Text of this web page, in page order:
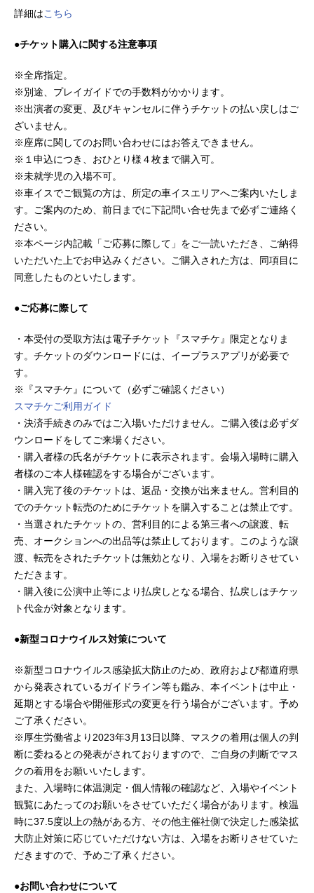
詳細はこちら
●チケット購入に関する注意事項
※全席指定。
※別途、プレイガイドでの手数料がかかります。
※出演者の変更、及びキャンセルに伴うチケットの払い戻しはご
ざいません。
※座席に関してのお問い合わせにはお答えできません。
※１申込につき、おひとり様４枚まで購入可。
※未就学児の入場不可。
※車イスでご観覧の方は、所定の車イスエリアへご案内いたしま
す。ご案内のため、前日までに下記問い合せ先まで必ずご連絡く
ださい。
※本ページ内記載「ご応募に際して」をご一読いただき、ご納得
いただいた上でお申込みください。ご購入された方は、同項目に
同意したものといたします。
●ご応募に際して
・本受付の受取方法は電子チケット『スマチケ』限定となりま
す。チケットのダウンロードには、イープラスアプリが必要で
す。
※『スマチケ』について（必ずご確認ください）
スマチケご利用ガイド
・決済手続きのみではご入場いただけません。ご購入後は必ずダ
ウンロードをしてご来場ください。
・購入者様の氏名がチケットに表示されます。会場入場時に購入
者様のご本人様確認をする場合がございます。
・購入完了後のチケットは、返品・交換が出来ません。営利目的
でのチケット転売のためにチケットを購入することは禁止です。
・当選されたチケットの、営利目的による第三者への譲渡、転
売、オークションへの出品等は禁止しております。このような譲
渡、転売をされたチケットは無効となり、入場をお断りさせてい
ただきます。
・購入後に公演中止等により払戻しとなる場合、払戻しはチケッ
ト代金が対象となります。
●新型コロナウイルス対策について
※新型コロナウイルス感染拡大防止のため、政府および都道府県
から発表されているガイドライン等も鑑み、本イベントは中止・
延期とする場合や開催形式の変更を行う場合がございます。予め
ご了承ください。
※厚生労働省より2023年3月13日以降、マスクの着用は個人の判
断に委ねるとの発表がされておりますので、ご自身の判断でマス
クの着用をお願いいたします。
また、入場時に体温測定・個人情報の確認など、入場やイベント
観覧にあたってのお願いをさせていただく場合があります。検温
時に37.5度以上の熱がある方、その他主催社側で決定した感染拡
大防止対策に応じていただけない方は、入場をお断りさせていた
だきますので、予めご了承ください。
●お問い合わせについて